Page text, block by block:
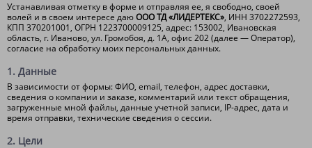
Устанавливая отметку в форме и отправляя ее, я свободно, своей
волей и в своем интересе даюООО ТД «ЛИДЕРТЕКС», ИНН 3702272593,
КПП 370201001, ОГРН 1223700009125, адрес: 153002, Ивановская
область, г. Иваново, ул. Громобоя, д. 1А, офис 202 (далее — Оператор),
согласие на обработку моих персональных данных.
1. Данные
В зависимости от формы: ФИО, email, телефон, адрес доставки,
сведения о компании и заказе, комментарий или текст обращения,
загруженные мной файлы, данные учетной записи, IP-адрес, дата и
время отправки, технические сведения о сессии.
2. Цели